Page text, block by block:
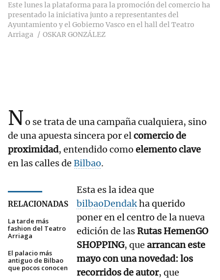
Este lunes la plataforma para la promoción del comercio ha
presentado la iniciativa junto a representantes del
Ayuntamiento y el Gobierno Vasco en el hall del Teatro
Arriaga
OSKAR GONZÁLEZ
No se trata de una campaña cualquiera, sino
de una apuesta sincera por elcomercio de
proximidad, entendido como elemento clave
en las calles de Bilbao.
RELACIONADAS
La tarde más
fashion del Teatro
Arriaga
El palacio más
antiguo de Bilbao
que pocos conocen
Esta es la idea que
bilbaoDendakha querido
poner en el centro de la nueva
edición de lasRutas HemenGO
SHOPPING, que arrancan este
mayo con una novedad: los
recorridos de autor, que